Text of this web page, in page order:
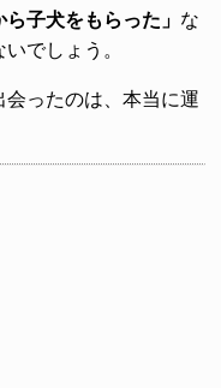
子犬をもらった」 な
でしょう。
ったのは、本当に運